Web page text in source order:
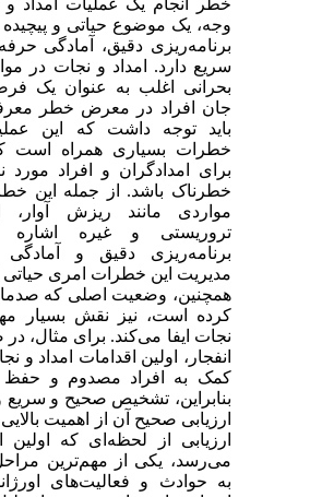
وجه، یک موضوع حیاتی و پیچیده
برنامه‌ریزی دقیق، آمادگی
سریع دارد. امداد و نجات در
بحرانی اغلب به عنوان یک
جان افراد در معرض خطر
باید توجه داشت که این
خطرات بسیاری همراه است
برای امدادگران و افراد مورد
خطرناک باشد. از جمله این
مواردی مانند
ریزش آوار ،
تروریستی و غیره اشاره
برنامه‌ریزی دقیق و آمادگی
مدیریت این خطرات امری حیاتی
همچنین، وضعیت اصلی که صدمات
کرده است، نیز نقش بسیار
نجات ایفا می‌کند. برای مثال،
انفجار، اولین اقدامات امداد و
کمک به افراد مصدوم و حفظ
بنابراین، تشخیص صحیح و سریع
ارزیابی صحیح آن از اهمیت
ارزیابی از لحظه‌ای که اولین
می‌رسد، یکی از مهم‌ترین
به حوادث و فعالیت‌های